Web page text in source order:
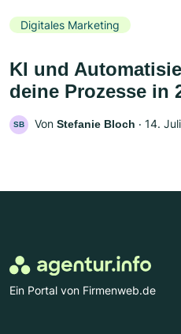
Digitales Marketing
KI und
deine Prozesse in
SB Von Stefanie Bloch ‧ 14.
Ein Portal von Firmenweb.de